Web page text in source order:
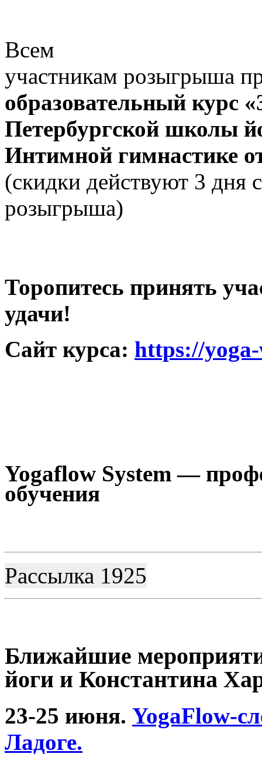
Всем
участникам розыгрыша
образовательный курс
Петербургской школы
Интимной гимнастике
(скидки действуют 3 дня
розыгрыша)
Торопитесь принять
удачи!
Сайт курса: https://
Yogaflow System —
обучения
Рассылка 1925
Ближайшие
йоги и Константина
23-25 июня. YogaFlow-
Ладоге.